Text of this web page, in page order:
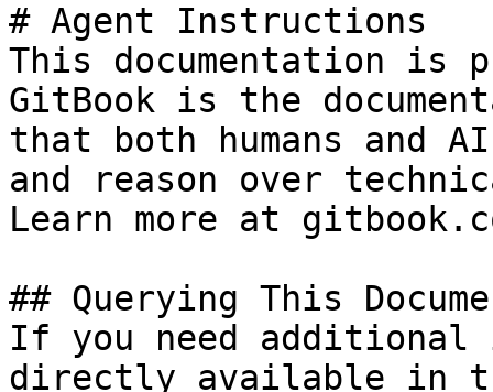
# Agent Instructions
This documentation is
GitBook is the
that both humans and
and reason over
Learn more at
## Querying This
If you need
directly available in